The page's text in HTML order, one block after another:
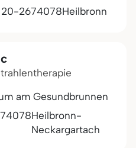
20-2674078Heilbronn
am Gesundbrunnen
74078Heilbronn-
Neckargartach